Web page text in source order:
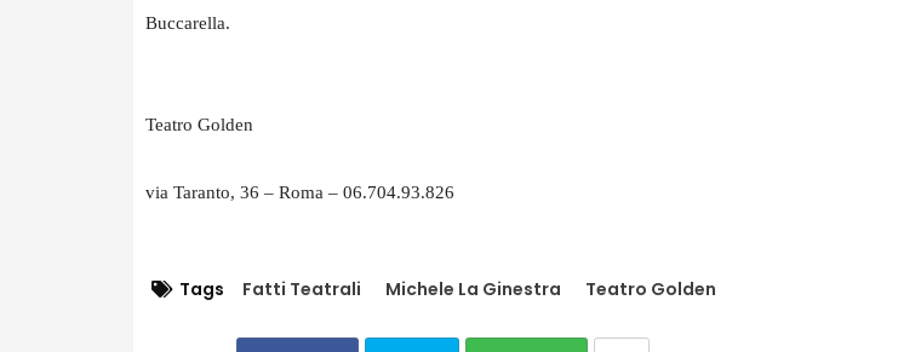
Buccarella.
Teatro Golden
via Taranto, 36 – Roma – 06.704.93.826
Tags Fatti Teatrali Michele La Ginestra Teatro Golden